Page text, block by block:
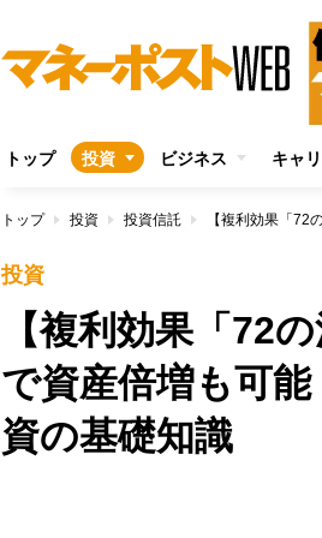
トップ 投資 ビジネス キャ
トップ 投資 投資信託
投資
【複利効果「72
で資産倍増も可
資の基礎知識